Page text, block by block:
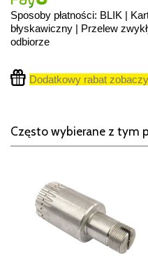
Sposoby płatności: BLIK |
błyskawiczny | Przelew
odbiorze
Dodatkowy rabat
Często wybierane z tym